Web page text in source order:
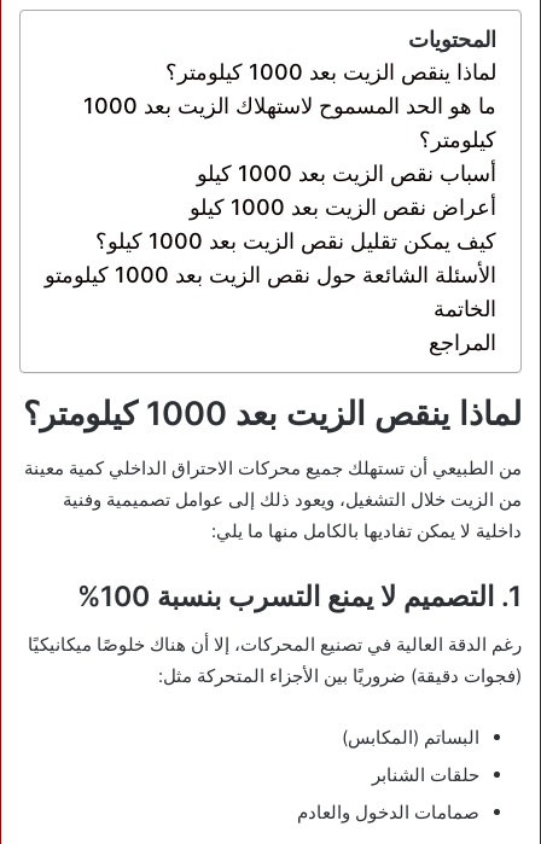
المحتويات
لماذا ينقص الزيت بعد 1000 كيلومتر؟
ما هو الحد المسموح لاستهلاك الزيت بعد 1000
كيلومتر؟
أسباب نقص الزيت بعد 1000 كيلو
أعراض نقص الزيت بعد 1000 كيلو
كيف يمكن تقليل نقص الزيت بعد 1000 كيلو؟
الأسئلة الشائعة حول نقص الزيت بعد 1000 كيلومتو
الخاتمة
المراجع
لماذا ينقص الزيت بعد 1000 كيلومتر؟
من الطبيعي أن تستهلك جميع محركات الاحتراق الداخلي كمية معينة
من الزيت خلال التشغيل، ويعود ذلك إلى عوامل تصميمية وفنية
داخلية لا يمكن تفاديها بالكامل منها ما يلي:
1. التصميم لا يمنع التسرب بنسبة 100%
رغم الدقة العالية في تصنيع المحركات، إلا أن هناك خلوصًا ميكانيكيًا
(فجوات دقيقة) ضروريًا بين الأجزاء المتحركة مثل:
البساتم (المكابس)
حلقات الشنابر
صمامات الدخول والعادم